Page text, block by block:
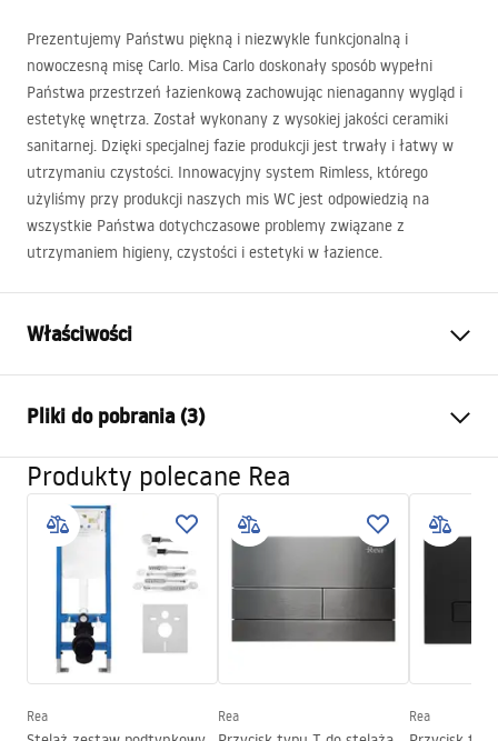
Prezentujemy Państwu piękną i niezwykle funkcjonalną i
nowoczesną misę Carlo. Misa Carlo doskonały sposób wypełni
Państwa przestrzeń łazienkową zachowując nienaganny wygląd i
estetykę wnętrza. Został wykonany z wysokiej jakości ceramiki
sanitarnej. Dzięki specjalnej fazie produkcji jest trwały i łatwy w
utrzymaniu czystości. Innowacyjny system Rimless, którego
użyliśmy przy produkcji naszych mis WC jest odpowiedzią na
wszystkie Państwa dotychczasowe problemy związane z
utrzymaniem higieny, czystości i estetyki w łazience.
Właściwości
System spłukiwania:
Kolor:
Czarny/Złoty
Wykończenie:
Połysk
Materiał:
Ceramika sanitarna
Długość:
Szerokość (mm):
Wysokość (mm):
355mm
Rozstaw śrub montażowych:
Deska w zestawie:
Pliki do pobrania (3)
Atest higieniczny
ATEST-higieniczny.pdf
Instrukcja montażu video
instrukcja-montażu-misy-wc-video.mp4
Instrukcja montażu
Produkty polecane Rea
Rea Rea Rea